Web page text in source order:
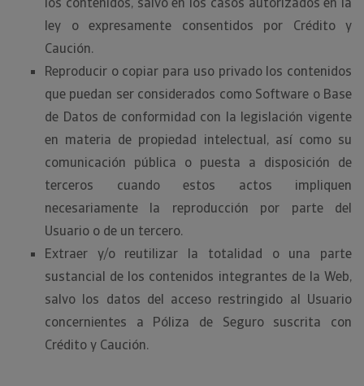
ley o expresamente consentidos por Crédito y
Caución.
Reproducir o copiar para uso privado los contenidos
que puedan ser considerados como Software o Base
de Datos de conformidad con la legislación vigente
en materia de propiedad intelectual, así como su
comunicación pública o puesta a disposición de
terceros cuando estos actos impliquen
necesariamente la reproducción por parte del
Usuario o de un tercero.
Extraer y/o reutilizar la totalidad o una parte
sustancial de los contenidos integrantes de la Web,
salvo los datos del acceso restringido al Usuario
concernientes a Póliza de Seguro suscrita con
Crédito y Caución.